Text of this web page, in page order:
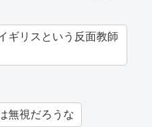
ギリスという反面教師
無視だろうな